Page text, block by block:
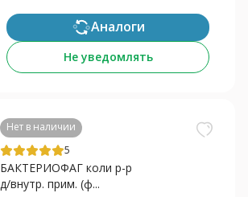
Аналоги
Не уведомлять
Нет в наличии
5
БАКТЕРИОФАГ коли р-р
д/внутр. прим. (ф...